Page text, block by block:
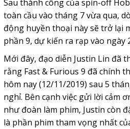
Sau thành công của spin-off
toàn cầu vào tháng 7 vừa qua,
động huyền thoại này sẽ trở lại
phần 9, dự kiến ra rạp vào ngày
Mới đây, đạo diễn Justin Lin đã
rằng Fast & Furious 9 đã chính
hôm nay (12/11/2019) sau 5
nghỉ. Bên cạnh việc gửi lời cảm
như đoàn làm phim, Justin còn
là phần phim tham vọng nhất